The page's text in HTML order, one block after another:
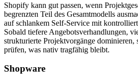
Shopify kann gut passen, wenn
begrenzten Teil des Gesamtmodells
auf schlankem Self-Service mit
Sobald tiefere Angebotsverhandlungen,
strukturierte Projektvorgänge dominieren,
prüfen, was nativ tragfähig bleibt.
Shopware